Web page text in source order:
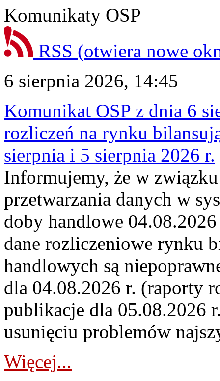
Komunikaty OSP
RSS (otwiera nowe
6 sierpnia 2026, 14:45
Komunikat OSP z dnia 6
rozliczeń na rynku
sierpnia i 5 sierpnia 2026 r.
Informujemy, że w
przetwarzania danych w
doby handlowe
dane rozliczeniowe rynku
handlowych są
dla 04.08.2026 r. (raporty
publikacje dla 05.08.2026
usunięciu problemów
Więcej...